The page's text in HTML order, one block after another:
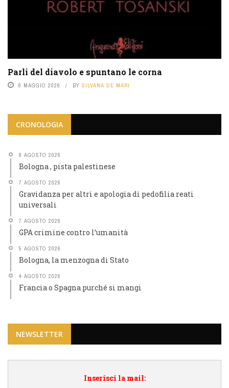
Parli del diavolo e spuntano le corna
6 MAGGIO 2026 BY SILVANA DE MARI
CRONOLOGIA
8 AGOSTO 2026
Bologna , pista palestinese
7 AGOSTO 2026
Gravidanza per altri e apologia di pedofilia reati
universali
7 AGOSTO 2026
GPA crimine contro l’umanità
5 AGOSTO 2026
Bologna, la menzogna di Stato
4 AGOSTO 2026
Francia o Spagna purché si mangi
NEWSLETTER
Inserisci la mail: